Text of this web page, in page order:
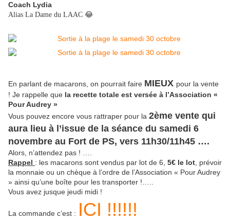
Coach Lydia
Alias La Dame du LAAC 😂
En parlant de macarons, on pourrait faire MIEUX pour la vente
! Je rappelle que la recette totale est versée à l’Association «
Pour Audrey »
Vous pouvez encore vous rattraper pour la 2ème vente qui
aura lieu à l’issue de la séance du samedi 6
novembre au Fort de PS, vers 11h30/11h45 ….
Alors, n’attendez pas ! ….
Rappel : les macarons sont vendus par lot de 6, 5€ le lot , prévoir
la monnaie ou un chèque à l’ordre de l’Association « Pour Audrey
» ainsi qu’une boîte pour les transporter !…..
Vous avez jusque jeudi midi !
La commande c’est : ICI !!!!!!